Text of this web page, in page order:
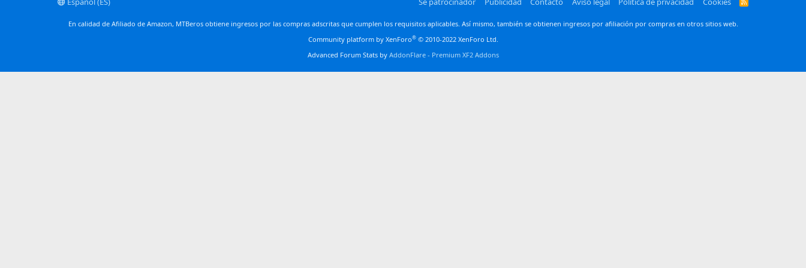
En calidad de Afiliado de Amazon, MTBeros obtiene ingresos por las compras adscritas que cumplen los requisitos aplicables. Así mismo, también se obtienen ingresos por afiliación por compras en otros sitios web.
Community platform by XenForo® © 2010-2022 XenForo Ltd.
Advanced Forum Stats by AddonFlare - Premium XF2 Addons